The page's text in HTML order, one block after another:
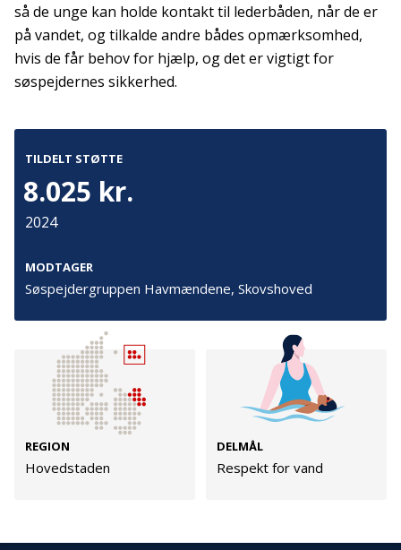
så de unge kan holde kontakt til lederbåden, når de er
på vandet, og tilkalde andre bådes opmærksomhed,
hvis de får behov for hjælp, og det er vigtigt for
søspejdernes sikkerhed.
TILDELT STØTTE
8.025 kr.
2024
MODTAGER
Søspejdergruppen Havmændene, Skovshoved
REGION
Hovedstaden
DELMÅL
Respekt for vand
De seneste nyheder om TrygFondens og TryghedsGruppens
aktiviteter direkte i din indbakke.
Tilmeld
TryghedsGruppen
T:45 26 08 26
info@tryghedsgruppen.dk
Fakturering
Kontakt os
Presse